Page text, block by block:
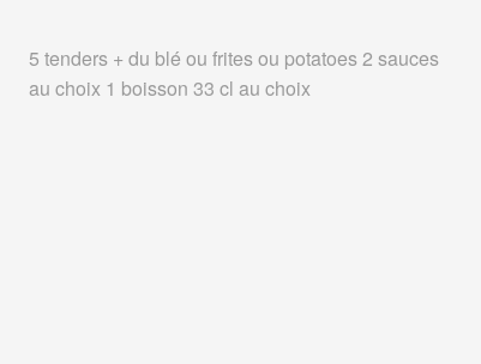
5 tenders + du blé ou frites ou potatoes 2 sauces
au choix 1 boisson 33 cl au choix